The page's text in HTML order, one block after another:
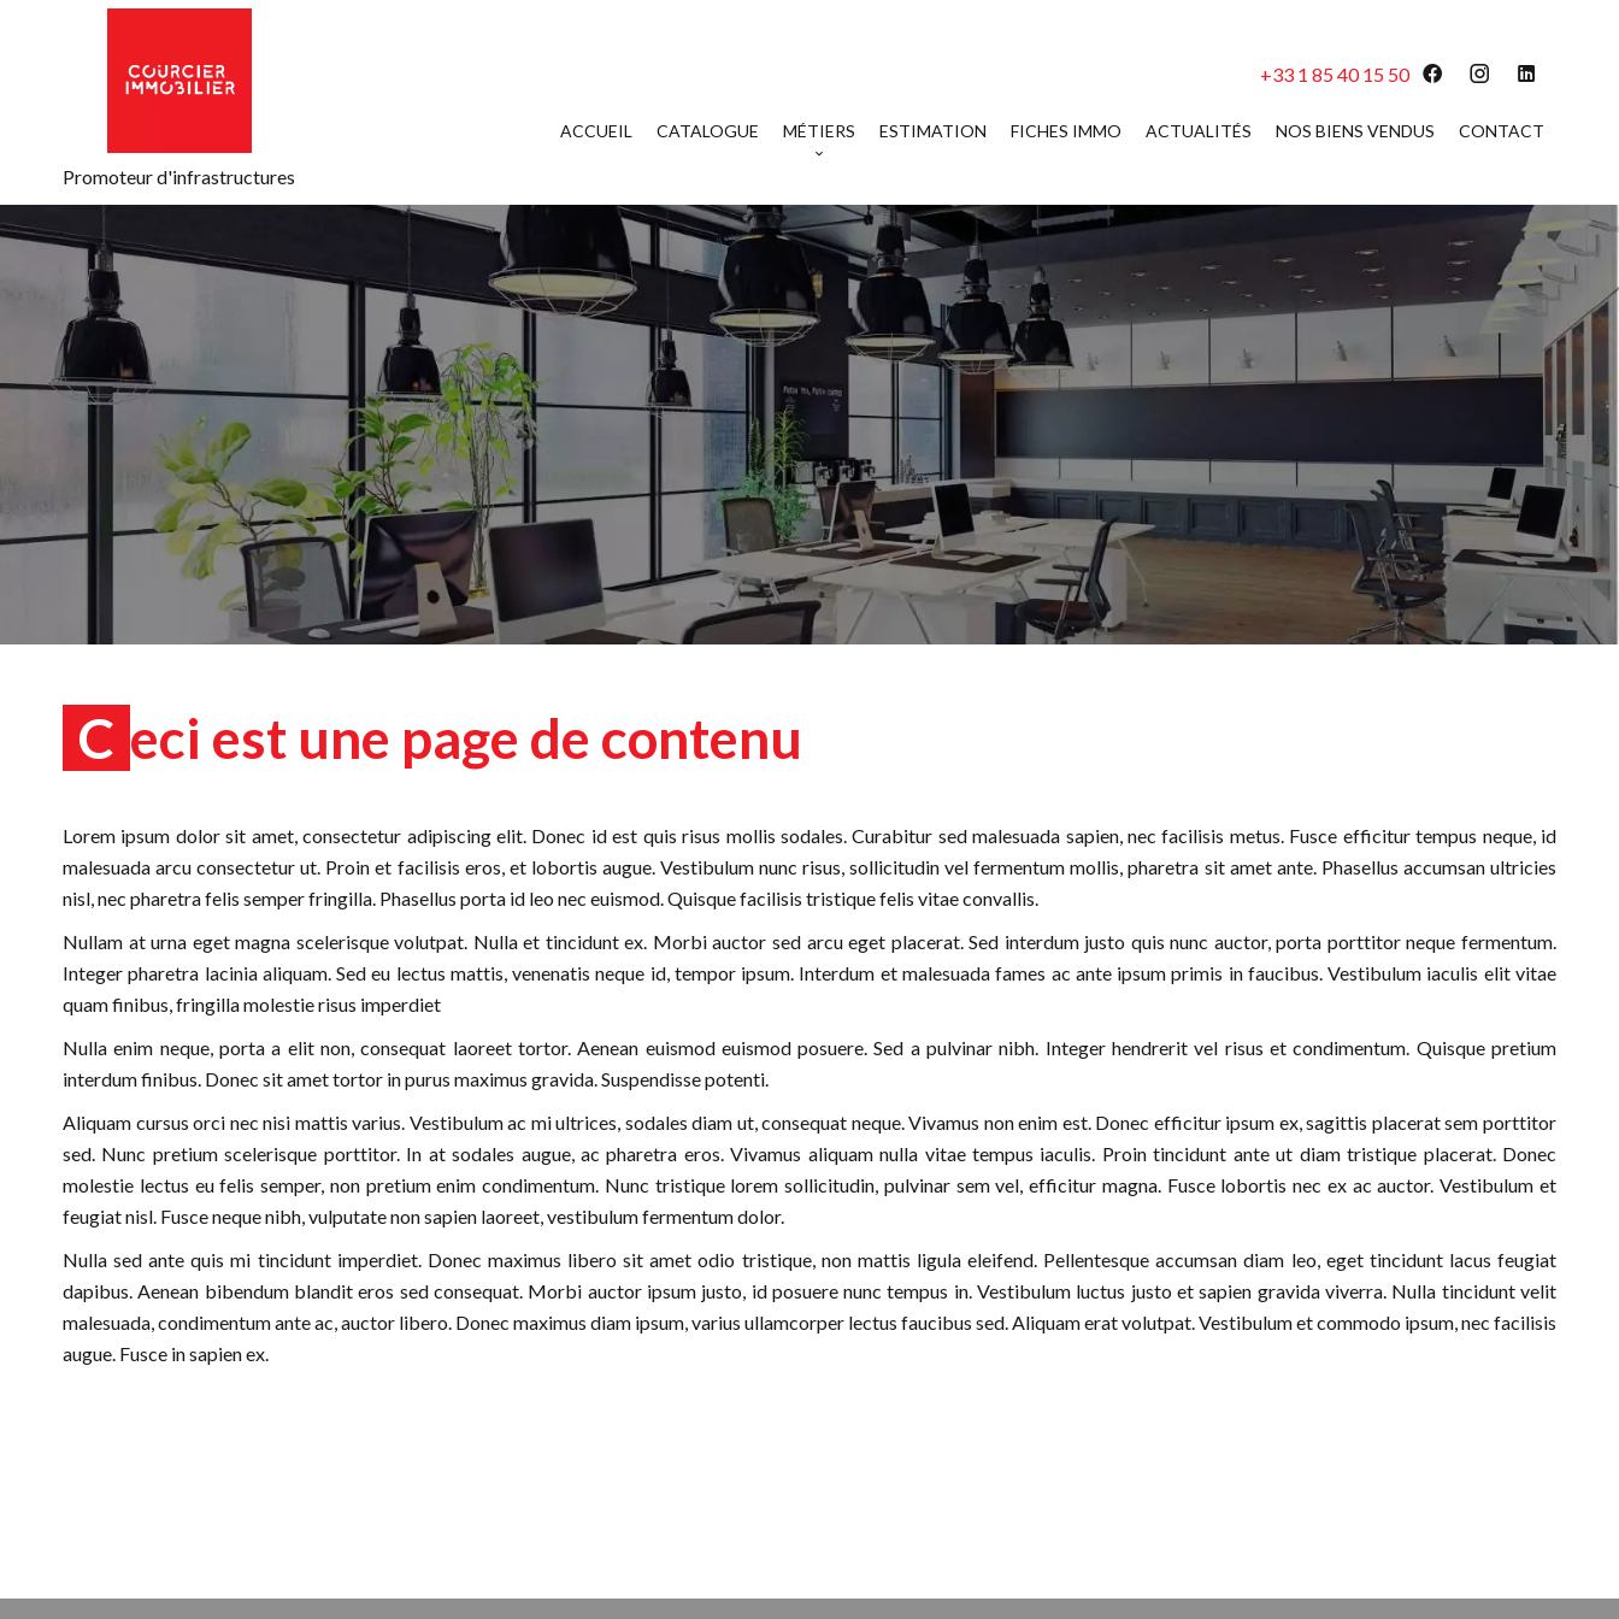
Promoteur d'infrastructures
+33 1 85 40 15 50
ACCUEIL CATALOGUE MÉTIERS ESTIMATION FICHES IMMO ACTUALITÉS NOS BIENS VENDUS CONTACT
Ceci est une page de contenu
Lorem ipsum dolor sit amet, consectetur adipiscing elit. Donec id est quis risus mollis sodales. Curabitur sed malesuada sapien, nec facilisis metus. Fusce efficitur tempus neque, id
malesuada arcu consectetur ut. Proin et facilisis eros, et lobortis augue. Vestibulum nunc risus, sollicitudin vel fermentum mollis, pharetra sit amet ante. Phasellus accumsan ultricies
nisl, nec pharetra felis semper fringilla. Phasellus porta id leo nec euismod. Quisque facilisis tristique felis vitae convallis.
Nullam at urna eget magna scelerisque volutpat. Nulla et tincidunt ex. Morbi auctor sed arcu eget placerat. Sed interdum justo quis nunc auctor, porta porttitor neque fermentum.
Integer pharetra lacinia aliquam. Sed eu lectus mattis, venenatis neque id, tempor ipsum. Interdum et malesuada fames ac ante ipsum primis in faucibus. Vestibulum iaculis elit vitae
quam finibus, fringilla molestie risus imperdiet
Nulla enim neque, porta a elit non, consequat laoreet tortor. Aenean euismod euismod posuere. Sed a pulvinar nibh. Integer hendrerit vel risus et condimentum. Quisque pretium
interdum finibus. Donec sit amet tortor in purus maximus gravida. Suspendisse potenti.
Aliquam cursus orci nec nisi mattis varius. Vestibulum ac mi ultrices, sodales diam ut, consequat neque. Vivamus non enim est. Donec efficitur ipsum ex, sagittis placerat sem porttitor
sed. Nunc pretium scelerisque porttitor. In at sodales augue, ac pharetra eros. Vivamus aliquam nulla vitae tempus iaculis. Proin tincidunt ante ut diam tristique placerat. Donec
molestie lectus eu felis semper, non pretium enim condimentum. Nunc tristique lorem sollicitudin, pulvinar sem vel, efficitur magna. Fusce lobortis nec ex ac auctor. Vestibulum et
feugiat nisl. Fusce neque nibh, vulputate non sapien laoreet, vestibulum fermentum dolor.
Nulla sed ante quis mi tincidunt imperdiet. Donec maximus libero sit amet odio tristique, non mattis ligula eleifend. Pellentesque accumsan diam leo, eget tincidunt lacus feugiat
dapibus. Aenean bibendum blandit eros sed consequat. Morbi auctor ipsum justo, id posuere nunc tempus in. Vestibulum luctus justo et sapien gravida viverra. Nulla tincidunt velit
malesuada, condimentum ante ac, auctor libero. Donec maximus diam ipsum, varius ullamcorper lectus faucibus sed. Aliquam erat volutpat. Vestibulum et commodo ipsum, nec facilisis
augue. Fusce in sapien ex.